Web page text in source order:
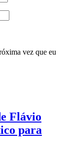
vez que eu
Flávio
para